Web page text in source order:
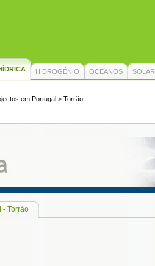
HIDROGÉNIO OCEANOS SOLAR
em Portugal > Torrão
- Torrão